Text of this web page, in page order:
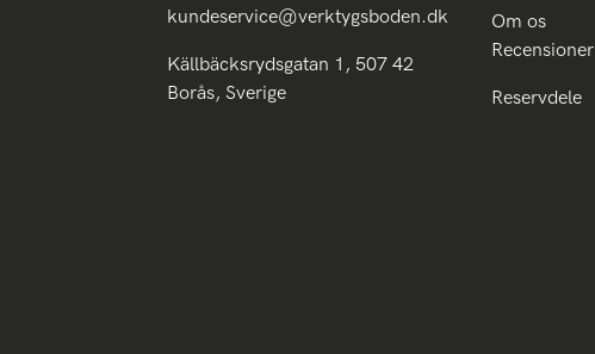
kundeservice@verktygsboden.dk
Källbäcksrydsgatan 1, 507 42
Borås, Sverige
Om os
Recensioner
Reservdele